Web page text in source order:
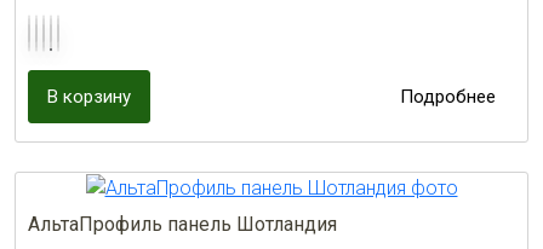
В корзину Подробнее
АльтаПрофиль панель Шотландия